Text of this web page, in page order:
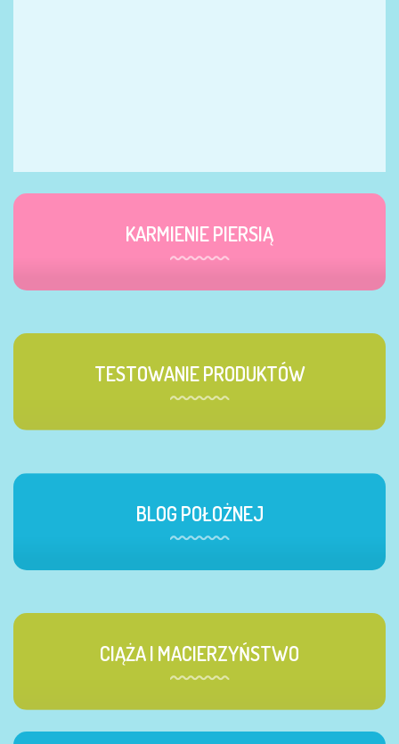
KARMIENIE PIERSIĄ
TESTOWANIE PRODUKTÓW
BLOG POŁOŻNEJ
CIĄŻA I MACIERZYŃSTWO